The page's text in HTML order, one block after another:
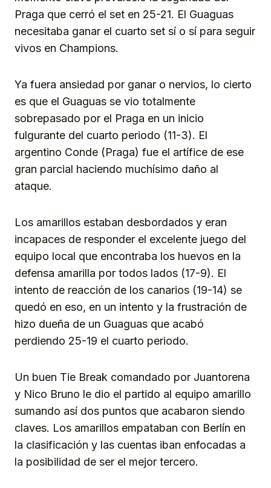
Praga que cerró el set en 25-21. El Guaguas
necesitaba ganar el cuarto set sí o sí para seguir
vivos en Champions.
Ya fuera ansiedad por ganar o nervios, lo cierto
es que el Guaguas se vio totalmente
sobrepasado por el Praga en un inicio
fulgurante del cuarto periodo (11-3). El
argentino Conde (Praga) fue el artífice de ese
gran parcial haciendo muchísimo daño al
ataque.
Los amarillos estaban desbordados y eran
incapaces de responder el excelente juego del
equipo local que encontraba los huevos en la
defensa amarilla por todos lados (17-9). El
intento de reacción de los canarios (19-14) se
quedó en eso, en un intento y la frustración de
hizo dueña de un Guaguas que acabó
perdiendo 25-19 el cuarto periodo.
Un buen Tie Break comandado por Juantorena
y Nico Bruno le dio el partido al equipo amarillo
sumando así dos puntos que acabaron siendo
claves. Los amarillos empataban con Berlín en
la clasificación y las cuentas iban enfocadas a
la posibilidad de ser el mejor tercero.